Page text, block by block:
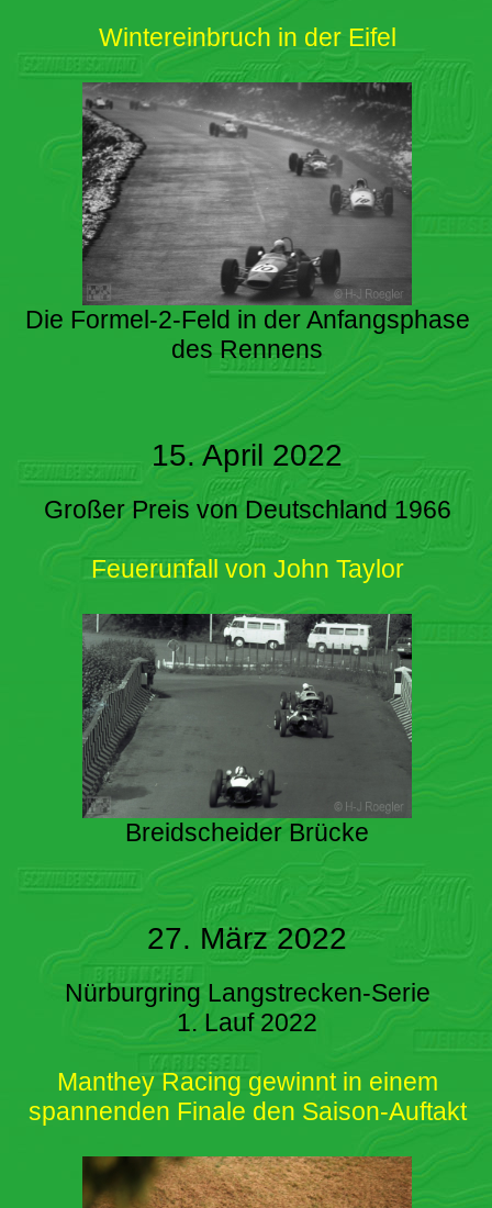
Wintereinbruch in der Eifel
Die Formel-2-Feld in der Anfangsphase
des Rennens
15. April 2022
Großer Preis von Deutschland 1966
Feuerunfall von John Taylor
Breidscheider Brücke
27. März 2022
Nürburgring Langstrecken-Serie
1. Lauf 2022
Manthey Racing gewinnt in einem
spannenden Finale den Saison-Auftakt